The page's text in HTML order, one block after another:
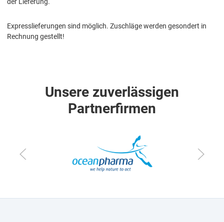
Expresslieferungen sind möglich. Zuschläge werden gesondert in
Rechnung gestellt!
Unsere zuverlässigen
Partnerfirmen